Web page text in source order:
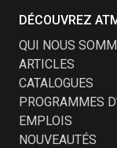
DÉCOUVREZ
QUI NOUS
ARTICLES
CATALOGUES
PROGRAMMES
EMPLOIS
NOUVEAUTÉS